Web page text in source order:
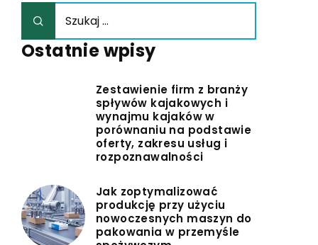
Ostatnie wpisy
Zestawienie firm z branży
spływów kajakowych i
wynajmu kajaków w
porównaniu na podstawie
oferty, zakresu usług i
rozpoznawalności
Jak zoptymalizować
produkcję przy użyciu
nowoczesnych maszyn do
pakowania w przemyśle